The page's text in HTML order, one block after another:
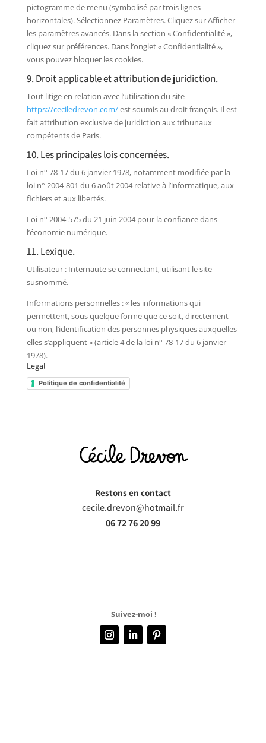
pictogramme de menu (symbolisé par trois lignes
horizontales). Sélectionnez Paramètres. Cliquez sur Afficher
les paramètres avancés. Dans la section « Confidentialité »,
cliquez sur préférences. Dans l’onglet « Confidentialité »,
vous pouvez bloquer les cookies.
9. Droit applicable et attribution de juridiction.
Tout litige en relation avec l’utilisation du site
https://ceciledrevon.com/est soumis au droit français. Il est
fait attribution exclusive de juridiction aux tribunaux
compétents de Paris.
10. Les principales lois concernées.
Loi n° 78-17 du 6 janvier 1978, notamment modifiée par la
loi n° 2004-801 du 6 août 2004 relative à l’informatique, aux
fichiers et aux libertés.
Loi n° 2004-575 du 21 juin 2004 pour la confiance dans
l’économie numérique.
11. Lexique.
Utilisateur : Internaute se connectant, utilisant le site
susnommé.
Informations personnelles : « les informations qui
permettent, sous quelque forme que ce soit, directement
ou non, l’identification des personnes physiques auxquelles
elles s’appliquent » (article 4 de la loi n° 78-17 du 6 janvier
1978).
Legal
Politique de confidentialité
Restons en contact
cecile.drevon@hotmail.fr
06 72 76 20 99
Suivez-moi !